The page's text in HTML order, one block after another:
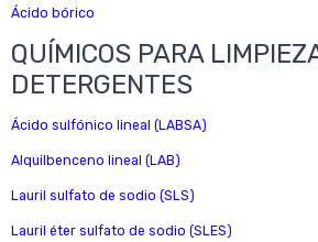
Ácido bórico
QUÍMICOS PARA
DETERGENTES
Ácido sulfónico lineal (LABSA)
Alquilbenceno lineal (LAB)
Lauril sulfato de sodio (SLS)
Lauril éter sulfato de sodio (SLES)